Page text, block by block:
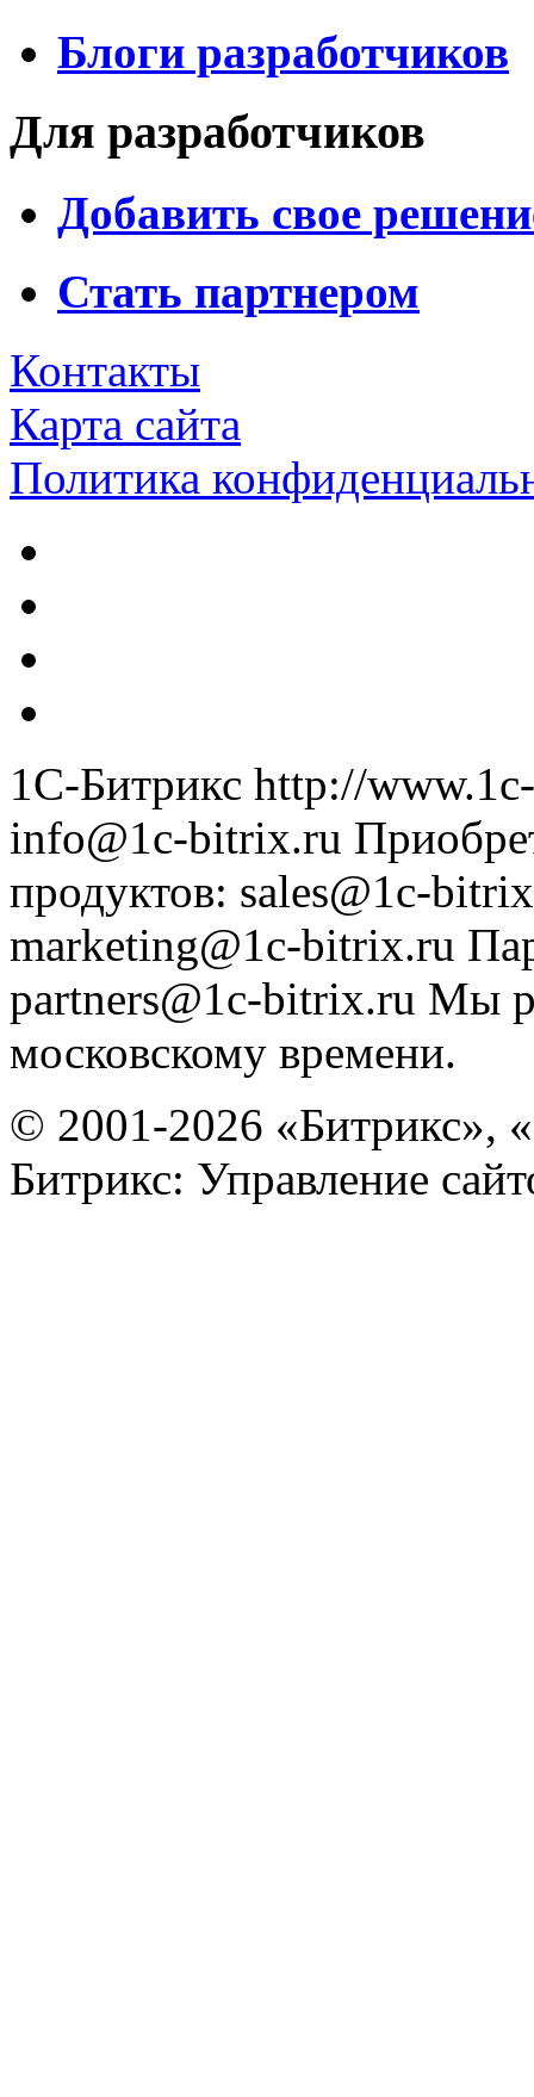
Блоги разработчиков
Для разработчиков
Добавить свое
Стать партнером
Контакты
Карта сайта
Политика
1С-Битрикс http://
info@1c-bitrix.ru
продуктов: sales@1c-
marketing@1c-bitrix.ru
partners@1c-bitrix.ru Мы
московскому времени.
© 2001-2026 «Битрикс»,
Битрикс: Управление